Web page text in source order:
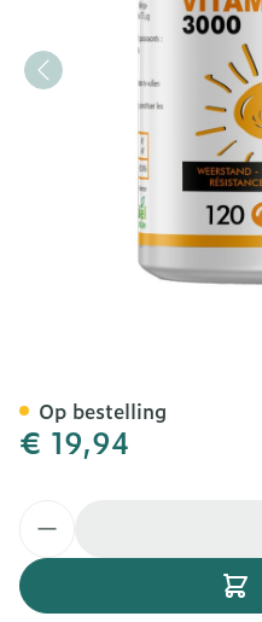
€ 19,94
Op bestelling